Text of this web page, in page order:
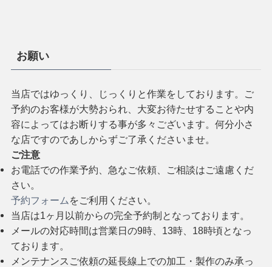
お願い
当店ではゆっくり、じっくりと作業をしております。ご
予約のお客様が大勢おられ、大変お待たせすることや内
容によってはお断りする事が多々ございます。何分小さ
な店ですのであしからずご了承くださいませ。
ご注意
お電話での作業予約、急なご依頼、ご相談はご遠慮くだ
さい。
予約フォーム をご利用ください。
当店は1ヶ月以前からの完全予約制となっております。
メールの対応時間は営業日の9時、13時、18時頃となっ
ております。
メンテナンスご依頼の延長線上での加工・製作のみ承っ